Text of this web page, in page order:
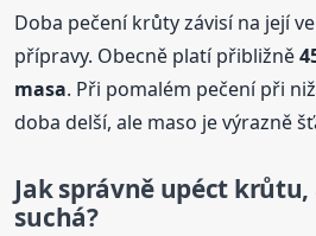
Doba pečení krůty závisí na její
přípravy. Obecně platí přibližně
masa. Při pomalém pečení při
doba delší, ale maso je výrazně
Jak správně upéct krůtu,
suchá?